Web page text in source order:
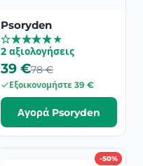
Psoryden
★★
★★
★★
★★
★★
2 αξιολογήσεις
39 €78 €
Εξοικονομήστε 39 €
Αγορά Psoryden
-50%